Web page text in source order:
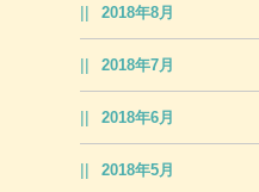
2018年8月
2018年7月
2018年6月
2018年5月